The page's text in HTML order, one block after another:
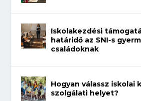
Iskolakezdési
határidő az SNI-s
családoknak
Hogyan válassz iskolai
szolgálati helyet?